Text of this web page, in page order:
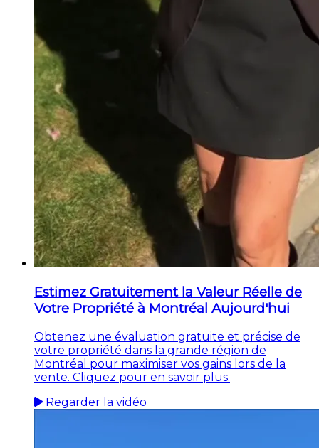
Estimez Gratuitement la Valeur Réelle de
Votre Propriété à Montréal Aujourd'hui
Obtenez une évaluation gratuite et précise de
votre propriété dans la grande région de
Montréal pour maximiser vos gains lors de la
vente. Cliquez pour en savoir plus.
Regarder la vidéo